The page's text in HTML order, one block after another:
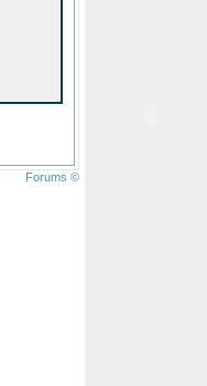
Forums ©